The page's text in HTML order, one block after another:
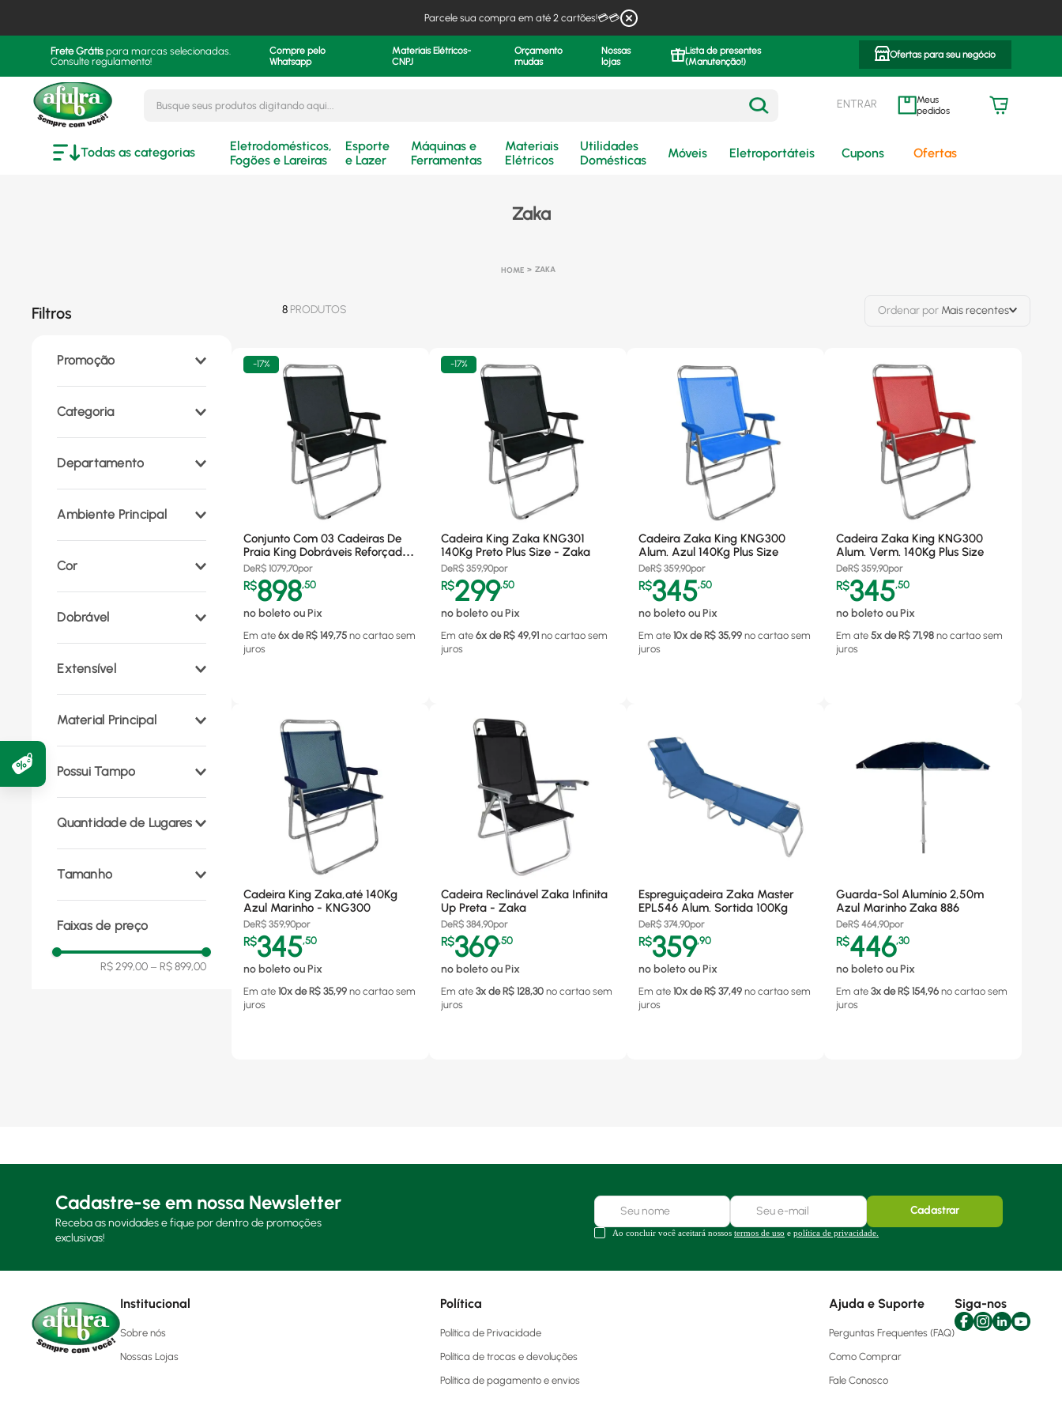
Parcele sua compra em até 2 cartões!💳💳
Frete Grátis para marcas selecionadas.
Consulte regulamento!
Compre pelo
Whatsapp
Materiais Elétricos-
CNPJ
Orçamento
mudas
Nossas
lojas
Lista de presentes
(Manutenção!)
Ofertas para seu negócio
ENTRAR meus pedidos
Todas as categorias
Eletrodomésticos,
Fogões e Lareiras
Esporte
e Lazer
Máquinas e
Ferramentas
Materiais
Elétricos
Utilidades
Domésticas
Móveis Eletroportáteis Cupons Ofertas
Zaka
ZAKA
Filtros
Promoção
Categoria
Praia (6)
Departamento
Móveis e Decoração
)
Ambiente Principal
Cor
Dobrável
Extensível
Material Principal
Possui Tampo
Quantidade de Lugares
Tamanho
Faixas de preço
R$ 299,00 – R$ 899,00
8 PRODUTOS Ordenar por Mais recentes
-17%
Conjunto Com 03 Cadeiras De
Praia King Dobráveis Reforçadas
140kg Pretas Zaka
DeR$ 1079,70por
R$898,50
no boleto ou Pix
Em ate 6x de R$ 149,75 no cartao sem
juros
-17%
Cadeira King Zaka KNG301
140Kg Preto Plus Size - Zaka
DeR$ 359,90por
R$299,50
no boleto ou Pix
Em ate 6x de R$ 49,91 no cartao sem
juros
Cadeira Zaka King KNG300
Alum. Azul 140Kg Plus Size
DeR$ 359,90por
R$345,50
no boleto ou Pix
Em ate 10x de R$ 35,99 no cartao sem
juros
Cadeira Zaka King KNG300
Alum. Verm. 140Kg Plus Size
DeR$ 359,90por
R$345,50
no boleto ou Pix
Em ate 5x de R$ 71,98 no cartao sem
juros
Cadeira King Zaka,até 140Kg
Azul Marinho - KNG300
DeR$ 359,90por
R$345,50
no boleto ou Pix
Em ate 10x de R$ 35,99 no cartao sem
juros
Cadeira Reclinável Zaka Infinita
Up Preta - Zaka
DeR$ 384,90por
R$369,50
no boleto ou Pix
Em ate 3x de R$ 128,30 no cartao sem
juros
Espreguiçadeira Zaka Master
EPL546 Alum. Sortida 100Kg
DeR$ 374,90por
R$359,90
no boleto ou Pix
Em ate 10x de R$ 37,49 no cartao sem
juros
Guarda-Sol Alumínio 2,50m
Azul Marinho Zaka 886
DeR$ 464,90por
R$446,30
no boleto ou Pix
Em ate 3x de R$ 154,96 no cartao sem
juros
Cadastre-se em nossa Newsletter
Receba as novidades e fique por dentro de promoções
exclusivas!
Cadastrar
Ao concluir você aceitará nossos termos de uso e política de privacidade.
Institucional
Sobre nós
Nossas Lojas
Política
Política de Privacidade
Política de trocas e devoluções
Política de pagamento e envios
Ajuda e Suporte
Perguntas Frequentes (FAQ)
Como Comprar
Fale Conosco
Siga-nos